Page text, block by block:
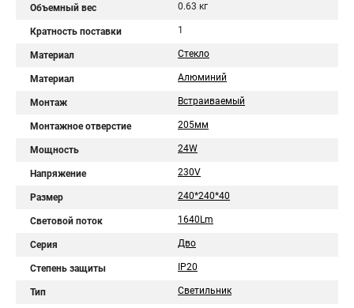
Объемный вес 0.63 кг
Кратность поставки 1
Материал Стекло
Материал Алюминий
Монтаж Встраиваемый
Монтажное отверстие 205мм
Мощность 24W
Напряжение 230V
Размер 240*240*40
Световой поток 1640Lm
Серия Дво
Степень защиты IP20
Тип Светильник